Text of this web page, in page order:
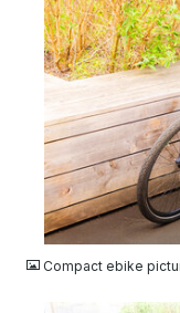
JPG
Compact ebike